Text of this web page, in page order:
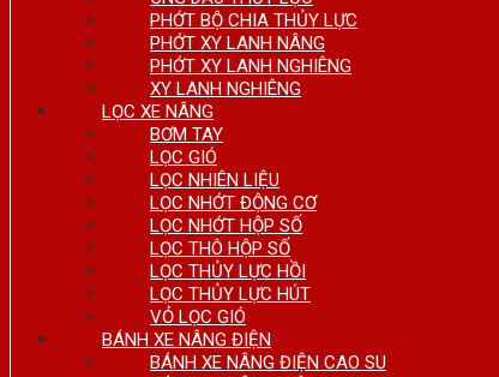
PHỚT BỘ CHIA THỦY LỰC
PHỚT XY LANH NÂNG
PHỚT XY LANH NGHIÊNG
XY LANH NGHIÊNG
LỌC XE NÂNG
BƠM TAY
LỌC GIÓ
LỌC NHIÊN LIỆU
LỌC NHỚT ĐỘNG CƠ
LỌC NHỚT HỘP SỐ
LỌC THÔ HỘP SỐ
LỌC THỦY LỰC HỒI
LỌC THỦY LỰC HÚT
VỎ LỌC GIÓ
BÁNH XE NÂNG ĐIỆN
BÁNH XE NÂNG ĐIỆN CAO SU